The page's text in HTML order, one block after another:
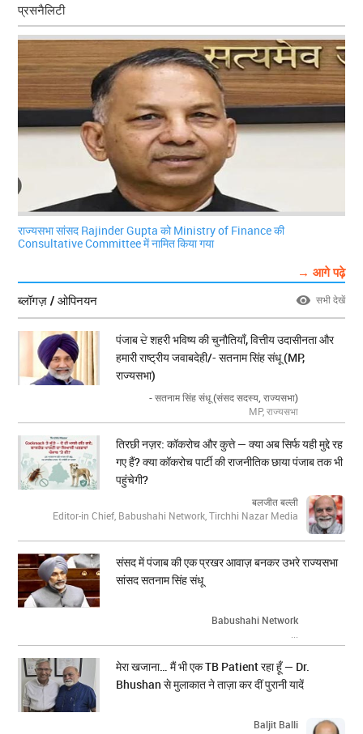
प्रसनैलिटी
राज्यसभा सांसद Rajinder Gupta को Ministry of Finance की
Consultative Committee में नामित किया गया
→ आगे पढ़े
ब्लॉगज़ / ओपिनयन
सभी देखें
पंजाब ਦੇ शहरी भविष्य की चुनौतियाँ, वित्तीय उदासीनता और
हमारी राष्ट्रीय जवाबदेही/- सतनाम सिंह संधू (MP,
राज्यसभा)
- सतनाम सिंह संधू (संसद सदस्य, राज्यसभा)
MP, राज्यसभा
तिरछी नज़र: कॉकरोच और कुत्ते — क्या अब सिर्फ यही मुद्दे रह
गए हैं? क्या कॉकरोच पार्टी की राजनीतिक छाया पंजाब तक भी
पहुंचेगी?
बलजीत बल्ली
Editor-in Chief, Babushahi Network, Tirchhi Nazar Media
संसद में पंजाब की एक प्रखर आवाज़ बनकर उभरे राज्यसभा
सांसद सतनाम सिंह संधू
Babushahi Network
...
मेरा खजाना… मैं भी एक TB Patient रहा हूँ — Dr.
Bhushan से मुलाकात ने ताज़ा कर दीं पुरानी यादें
Baljit Balli